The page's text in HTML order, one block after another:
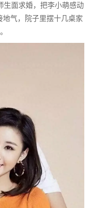
生面求婚，把李小萌感动
气，院子里摆十几桌家